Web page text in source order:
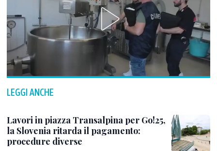
LEGGI ANCHE
Lavori in piazza Transalpina per Go!25,
la Slovenia ritarda il pagamento:
procedure diverse